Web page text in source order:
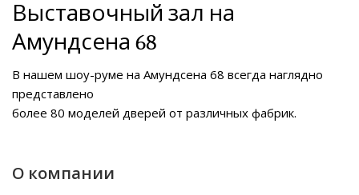
Выставочный зал на
Амундсена 68
В нашем шоу-руме на Амундсена 68 всегда наглядно
представлено
более 80 моделей дверей от различных фабрик.
О компании